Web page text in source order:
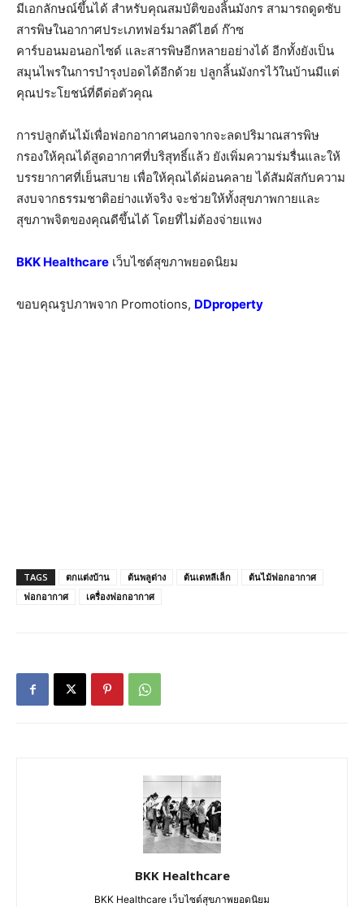
มีเอกลักษณ์ขึ้นได้ สำหรับคุณสมบัติของลิ้นมังกร สามารถดูดซับ
สารพิษในอากาศประเภทฟอร์มาลดีไฮด์ ก๊าซ
คาร์บอนมอนอกไซด์ และสารพิษอีกหลายอย่างได้ อีกทั้งยังเป็น
สมุนไพรในการบำรุงปอดได้อีกด้วย ปลูกลิ้นมังกรไว้ในบ้านมีแต่
คุณประโยชน์ที่ดีต่อตัวคุณ
การปลูกต้นไม้เพื่อฟอกอากาศนอกจากจะลดปริมาณสารพิษ
กรองให้คุณได้สูดอากาศที่บริสุทธิ์แล้ว ยังเพิ่มความร่มรื่นและให้
บรรยากาศที่เย็นสบาย เพื่อให้คุณได้ผ่อนคลาย ได้สัมผัสกับความ
สงบจากธรรมชาติอย่างแท้จริง จะช่วยให้ทั้งสุขภาพกายและ
สุขภาพจิตของคุณดีขึ้นได้ โดยที่ไม่ต้องจ่ายแพง
BKK Healthcare เว็บไซต์สุขภาพยอดนิยม
ขอบคุณรูปภาพจาก Promotions, DDproperty
TAGS ตกแต่งบ้าน ต้นพลูด่าง ต้นเดหลีเล็ก
ต้นไม้ฟอกอากาศ
ฟอกอากาศ
เครื่องฟอกอากาศ
BKK Healthcare
BKK Healthcare เว็บไซต์สุขภาพยอดนิยม